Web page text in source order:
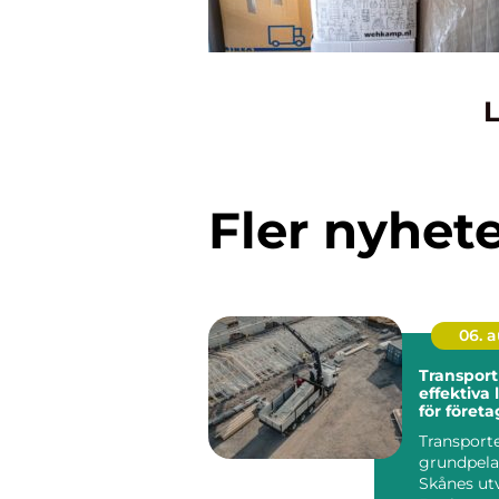
Fler
06.
effektiva
för
Skånes